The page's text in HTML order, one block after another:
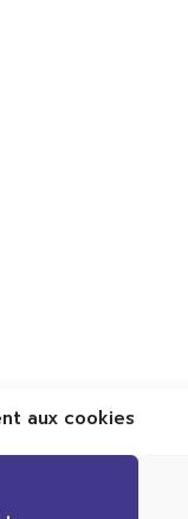
aux cookies
TV